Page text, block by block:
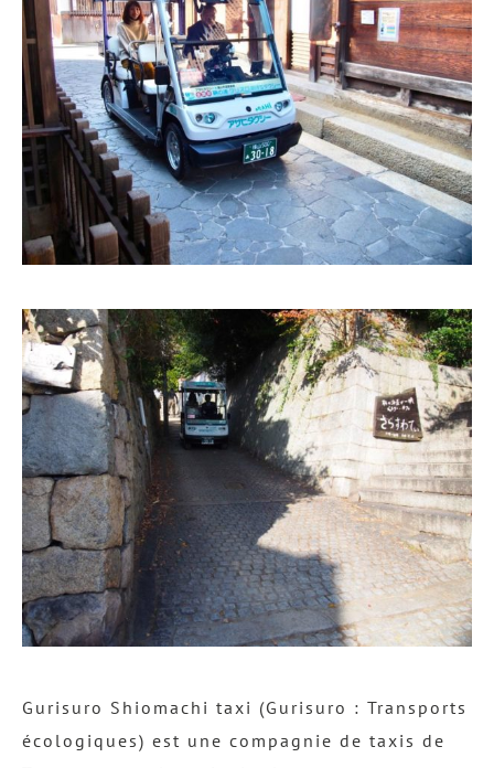
Gurisuro Shiomachi taxi (Gurisuro : Transports
écologiques) est une compagnie de taxis de